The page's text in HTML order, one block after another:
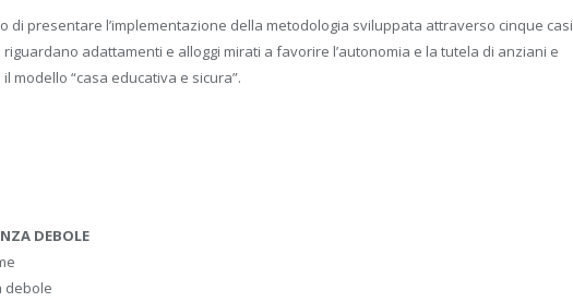
di presentare l’implementazione della metodologia sviluppata attraverso cinque casi
riguardano adattamenti e alloggi mirati a favorire l’autonomia e la tutela di anziani e
modello “casa educativa e sicura”.
DEBOLE
debole